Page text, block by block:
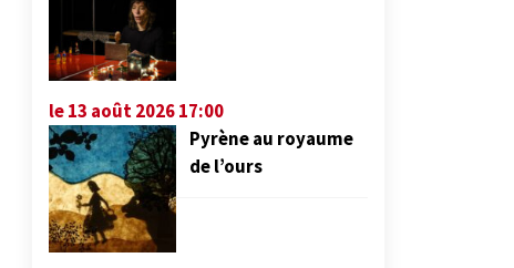
le 13 août 2026 17:00
Pyrène au royaume
de l’ours